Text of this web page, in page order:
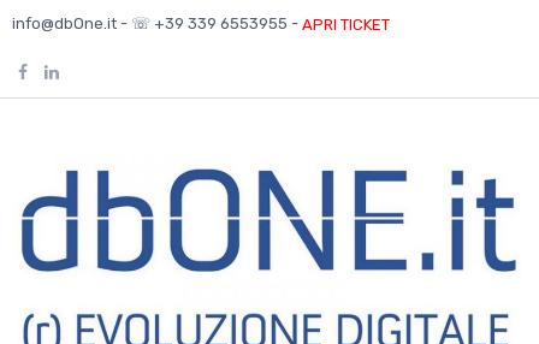
Skip
content
info@dbOne.it - ☏ +39 339 6553955 - APRI TICKET